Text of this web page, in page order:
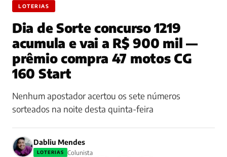
LOTERIAS
Dia de Sorte concurso 1219
acumula e vai a R$ 900 mil —
prêmio compra 47 motos CG
160 Start
Nenhum apostador acertou os sete números
sorteados na noite desta quinta-feira
Dabliu Mendes
LOTERIAS
Colunista